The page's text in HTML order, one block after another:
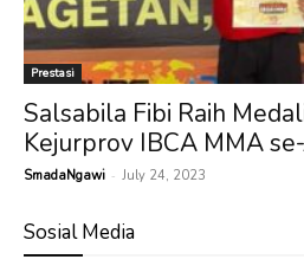
Prestasi
Salsabila Fibi Raih
Kejurprov IBCA MMA
SmadaNgawi - July 24, 2023
Sosial Media